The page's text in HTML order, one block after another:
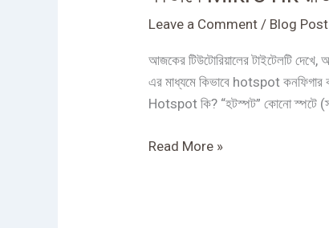
Leave a Comment / Blog Post
আজকের টিউটোরিয়ালের টাইটেলটি
এর মাধ্যমে কিভাবে hotspot কনফিগার
Hotspot কি? “হটস্পট” কোনো স্পটে
কনফিগার
করা
হয়?
Read More »